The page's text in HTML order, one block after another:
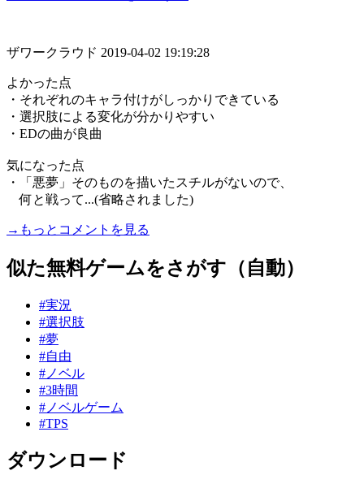
ザワークラウド 2019-04-02 19:19:28
よかった点
・それぞれのキャラ付けがしっかりできている
・選択肢による変化が分かりやすい
・EDの曲が良曲
気になった点
・「悪夢」そのものを描いたスチルがないので、
何と戦って...(省略されました)
→もっとコメントを見る
似た無料ゲームをさがす（自動）
#実況
#選択肢
#夢
#自由
#ノベル
#3時間
#ノベルゲーム
#TPS
ダウンロード